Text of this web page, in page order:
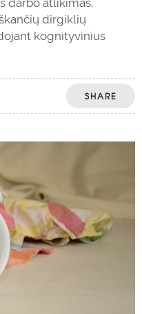
darbo atlikimas,
dirgiklių
kognityvinius
SHARE